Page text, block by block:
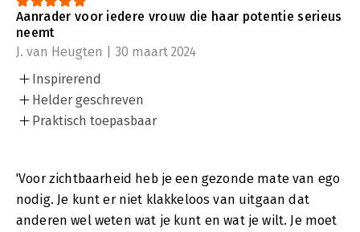
Aanrader voor iedere vrouw die haar potentie serieus
neemt
J. van Heugten | 30 maart 2024
Inspirerend
Helder geschreven
Praktisch toepasbaar
'Voor zichtbaarheid heb je een gezonde mate van ego
nodig. Je kunt er niet klakkeloos van uitgaan dat
anderen wel weten wat je kunt en wat je wilt. Je moet